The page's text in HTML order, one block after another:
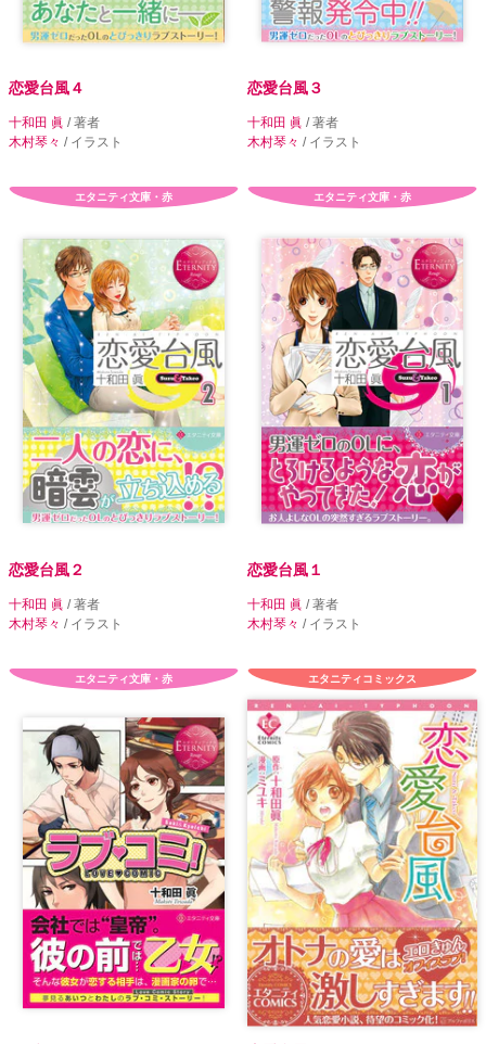
恋愛台風４
十和田 眞 / 著者
木村琴々 / イラスト
恋愛台風３
十和田 眞 / 著者
木村琴々 / イラスト
エタニティ文庫・赤
恋愛台風２
十和田 眞 / 著者
木村琴々 / イラスト
エタニティ文庫・赤
恋愛台風１
十和田 眞 / 著者
木村琴々 / イラスト
エタニティ文庫・赤 エタニティコミックス